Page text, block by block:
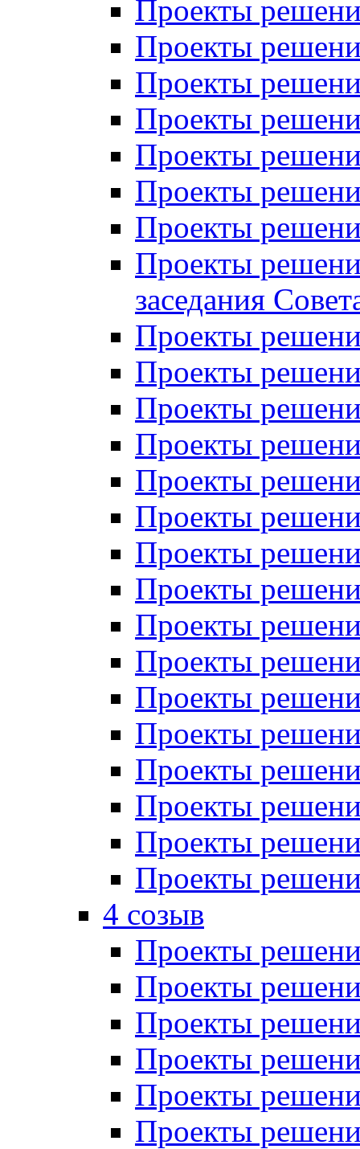
Проекты
Проекты
Проекты
Проекты
Проекты
Проекты
Проекты
Проекты
заседания
Проекты
Проекты
Проекты
Проекты
Проекты
Проекты
Проекты
Проекты
Проекты
Проекты
Проекты
Проекты
Проекты
Проекты
Проекты
Проекты
4 созыв
Проекты
Проекты
Проекты
Проекты
Проекты
Проекты